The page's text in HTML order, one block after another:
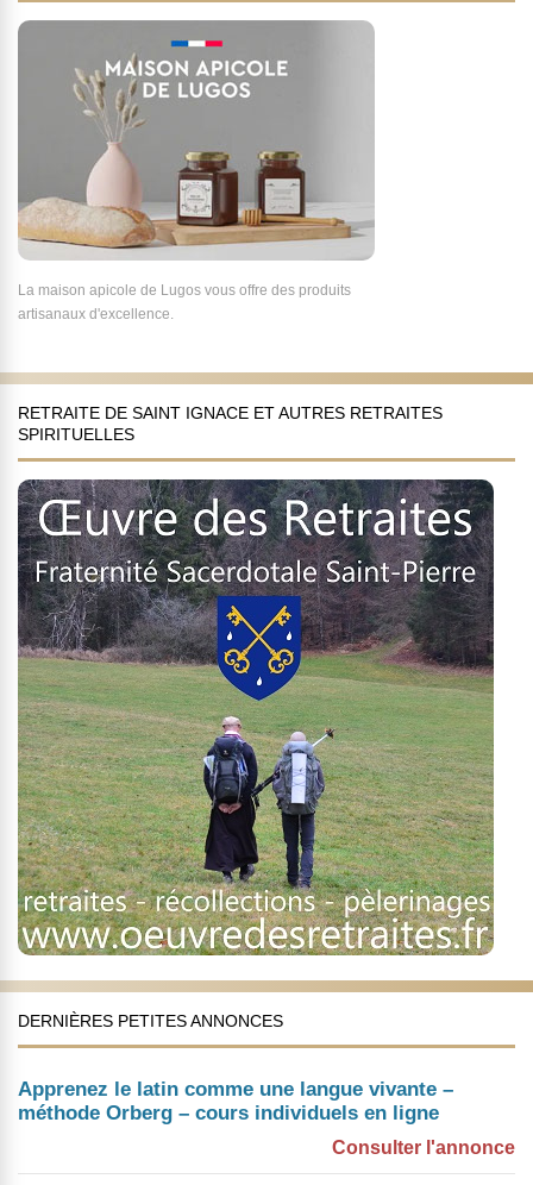
La maison apicole de Lugos vous offre des produits
artisanaux d'excellence.
RETRAITE DE SAINT IGNACE ET AUTRES RETRAITES
SPIRITUELLES
DERNIÈRES PETITES ANNONCES
Apprenez le latin comme une langue vivante –
méthode Orberg – cours individuels en ligne
Consulter l'annonce